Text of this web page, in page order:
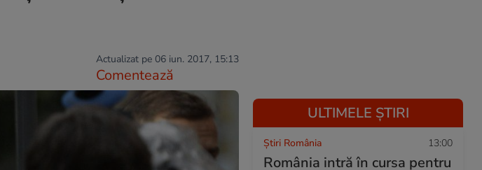
Actualizat pe 06 iun. 2017, 15:13
Comentează
ULTIMELE ȘTIRI
Știri România 13:00
România intră în cursa pentru